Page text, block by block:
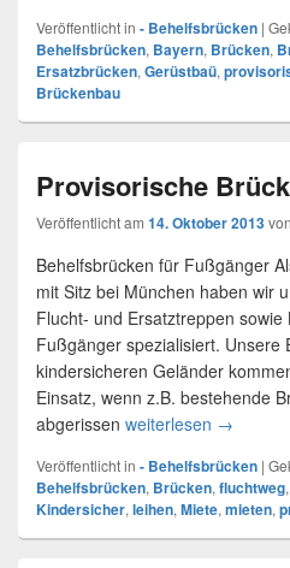
Veröffentlicht in - Behelfsbrücken |
Behelfsbrücken, Bayern, Brücken,
Ersatzbrücken, Gerüstbaü,
Brückenbau
Provisorische
Veröffentlicht am 14. Oktober 2013von
Behelfsbrücken für Fußgänger
mit Sitz bei München haben wir
Flucht- und Ersatztreppen
Fußgänger spezialisiert. Unsere
kindersicheren Geländer
Einsatz, wenn z.B. bestehende
abgerissen weiterlesen →
Veröffentlicht in - Behelfsbrücken |
Behelfsbrücken, Brücken, fluchtweg,
Kindersicher, leihen, Miete, mieten,